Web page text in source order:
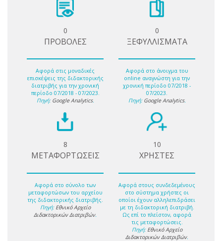
0
ΠΡΟΒΟΛΕΣ
Αφορά στις μοναδικές
επισκέψεις της διδακτορικής
διατριβής για την χρονική
περίοδο 07/2018 - 07/2023.
Πηγή: Google Analytics.
0
ΞΕΦΥΛΛΙΣΜΑΤΑ
Αφορά στο άνοιγμα του
online αναγνώστη για την
χρονική περίοδο 07/2018 -
07/2023.
Πηγή: Google Analytics.
8
ΜΕΤΑΦΟΡΤΩΣΕΙΣ
Αφορά στο σύνολο των
μεταφορτώσων του αρχείου
της διδακτορικής διατριβής.
Πηγή: Εθνικό Αρχείο
Διδακτορικών Διατριβών.
10
ΧΡΗΣΤΕΣ
Αφορά στους συνδεδεμένους
στο σύστημα χρήστες οι
οποίοι έχουν αλληλεπιδράσει
με τη διδακτορική διατριβή.
Ως επί το πλείστον, αφορά
τις μεταφορτώσεις.
Πηγή: Εθνικό Αρχείο
Διδακτορικών Διατριβών.